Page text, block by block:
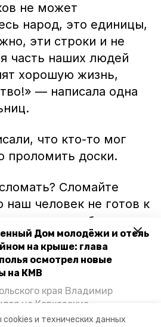
и технических данных
Дом молодёжи и отель
на крыше: глава
осмотрел новые
на КМВ
края Владимир
на Кавказские
проинспектировать
не может
народ, это единицы,
эти строки и не
часть наших людей
хорошую жизнь,
— написала одна
что кто-то мог
проломить доски.
Сломайте
наш человек не готов к
и удобству
к
парка.
детисобрали